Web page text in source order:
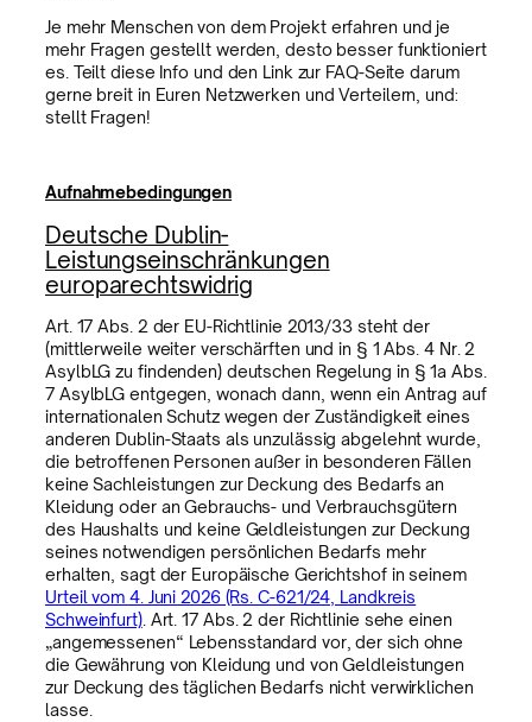
Je mehr Menschen von dem Projekt erfahren und je
mehr Fragen gestellt werden, desto besser funktioniert
es. Teilt diese Info und den Link zur FAQ-Seite darum
gerne breit in Euren Netzwerken und Verteilern, und:
stellt Fragen!
Aufnahmebedingungen
Deutsche Dublin-
Leistungseinschränkungen
europarechtswidrig
Art. 17 Abs. 2 der EU-Richtlinie 2013/33 steht der
(mittlerweile weiter verschärften und in § 1 Abs. 4 Nr. 2
AsylbLG zu findenden) deutschen Regelung in § 1a Abs.
7 AsylbLG entgegen, wonach dann, wenn ein Antrag auf
internationalen Schutz wegen der Zuständigkeit eines
anderen Dublin-Staats als unzulässig abgelehnt wurde,
die betroffenen Personen außer in besonderen Fällen
keine Sachleistungen zur Deckung des Bedarfs an
Kleidung oder an Gebrauchs- und Verbrauchsgütern
des Haushalts und keine Geldleistungen zur Deckung
seines notwendigen persönlichen Bedarfs mehr
erhalten, sagt der Europäische Gerichtshof in seinem
Urteil vom 4. Juni 2026 (Rs. C-621/24, Landkreis
Schweinfurt). Art. 17 Abs. 2 der Richtlinie sehe einen
„angemessenen“ Lebensstandard vor, der sich ohne
die Gewährung von Kleidung und von Geldleistungen
zur Deckung des täglichen Bedarfs nicht verwirklichen
lasse.